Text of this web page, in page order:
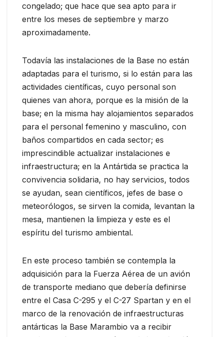
congelado; que hace que sea apto para ir
entre los meses de septiembre y marzo
aproximadamente.
Todavía las instalaciones de la Base no están
adaptadas para el turismo, si lo están para las
actividades científicas, cuyo personal son
quienes van ahora, porque es la misión de la
base; en la misma hay alojamientos separados
para el personal femenino y masculino, con
baños compartidos en cada sector; es
imprescindible actualizar instalaciones e
infraestructura; en la Antártida se practica la
convivencia solidaria, no hay servicios, todos
se ayudan, sean científicos, jefes de base o
meteorólogos, se sirven la comida, levantan la
mesa, mantienen la limpieza y este es el
espíritu del turismo ambiental.
En este proceso también se contempla la
adquisición para la Fuerza Aérea de un avión
de transporte mediano que debería definirse
entre el Casa C-295 y el C-27 Spartan y en el
marco de la renovación de infraestructuras
antárticas la Base Marambio va a recibir